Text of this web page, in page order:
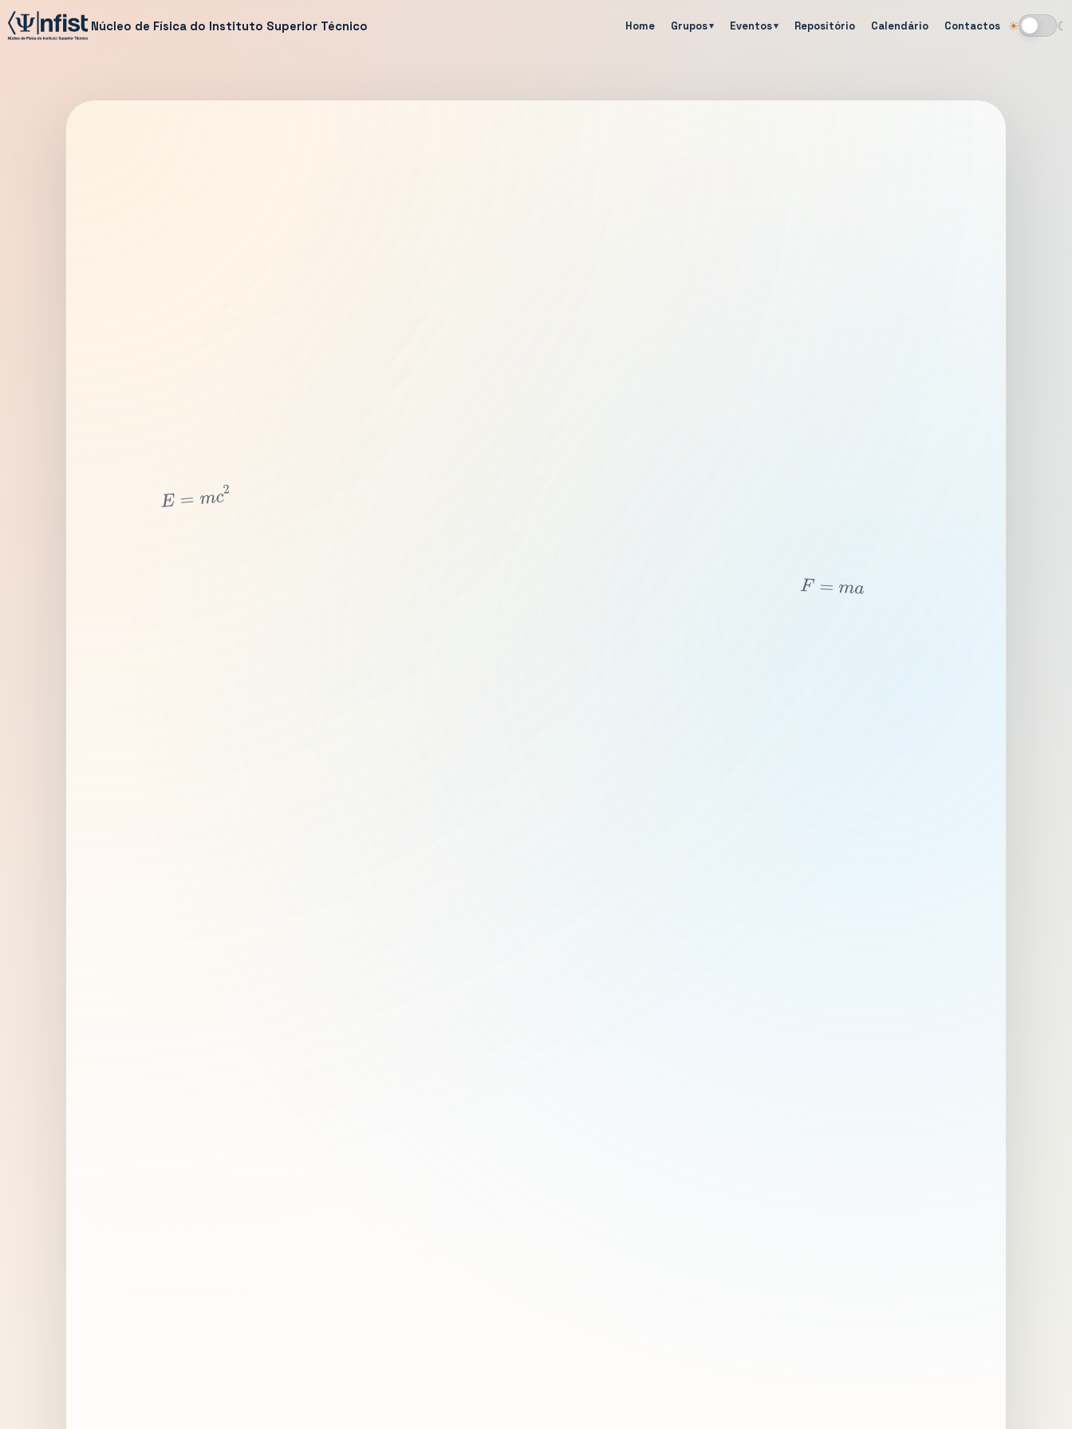
Núcleo de Física do Instituto Superior Técnico Home Grupos Eventos Repositório Calendário Contactos ☀ ☾
Alternar tema
E= 2
F =ma